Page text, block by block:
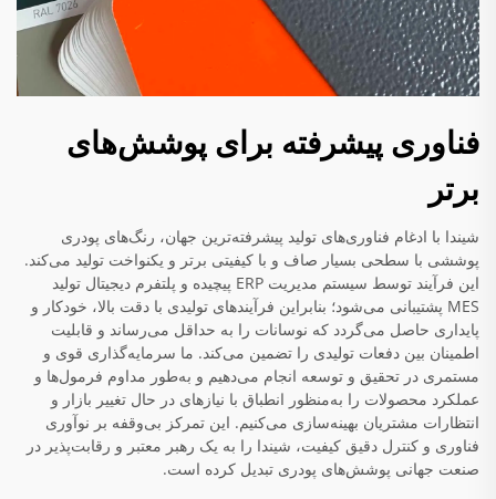
فناوری پیشرفته برای پوشش‌های
برتر
شیندا با ادغام فناوری‌های تولید پیشرفته‌ترین جهان، رنگ‌های پودری
پوششی با سطحی بسیار صاف و با کیفیتی برتر و یکنواخت تولید می‌کند.
این فرآیند توسط سیستم مدیریت ERP پیچیده و پلتفرم دیجیتال تولید
MES پشتیبانی می‌شود؛ بنابراین فرآیندهای تولیدی با دقت بالا، خودکار و
پایداری حاصل می‌گردد که نوسانات را به حداقل می‌رساند و قابلیت
اطمینان بین دفعات تولیدی را تضمین می‌کند. ما سرمایه‌گذاری قوی و
مستمری در تحقیق و توسعه انجام می‌دهیم و به‌طور مداوم فرمول‌ها و
عملکرد محصولات را به‌منظور انطباق با نیازهای در حال تغییر بازار و
انتظارات مشتریان بهینه‌سازی می‌کنیم. این تمرکز بی‌وقفه بر نوآوری
فناوری و کنترل دقیق کیفیت، شیندا را به یک رهبر معتبر و رقابت‌پذیر در
صنعت جهانی پوشش‌های پودری تبدیل کرده است.